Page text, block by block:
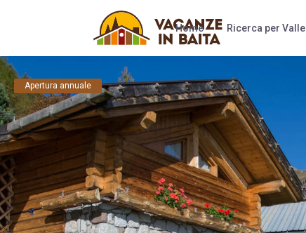
Home Ricerca per Valle
Apertura annuale